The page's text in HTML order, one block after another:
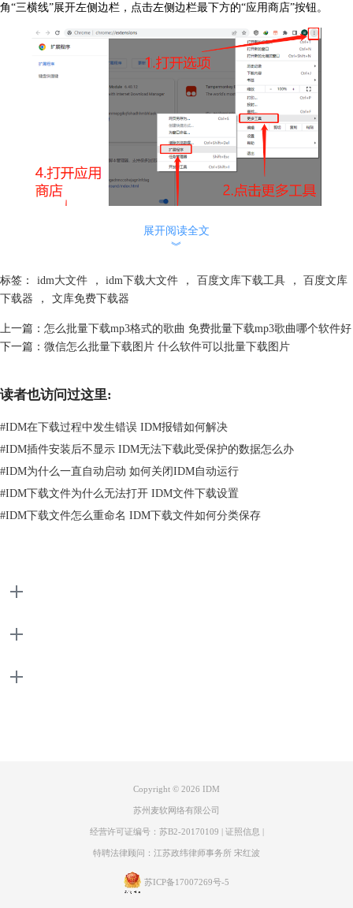
角“三横线”展开左侧边栏，点击左侧边栏最下方的“应用商店”按钮。
图1：打开应用商店
在应用商店左上角的搜索框中输入“violentmonkey”,并安装搜索结果中对
应的扩展程序。
库组合型多功能脚本”并点击放大镜搜索。安装搜索结果中以“知乎使用增
强，B站哔哩哔哩…”文字开头的脚本插件。
展开阅读全文
︾
标签： idm大文件 ， idm下载大文件 ， 百度文库下载工具 ，
百度文库
下载器
， 文库免费下载器
上一篇： 怎么批量下载mp3格式的歌曲 免费批量下载mp3歌曲哪个软件好
下一篇： 微信怎么批量下载图片 什么软件可以批量下载图片
读者也访问过这里:
#IDM在下载过程中发生错误 IDM报错如何解决
#IDM插件安装后不显示 IDM无法下载此受保护的数据怎么办
#IDM为什么一直自动启动 如何关闭IDM自动运行
#IDM下载文件为什么无法打开 IDM文件下载设置
#IDM下载文件怎么重命名 IDM下载文件如何分类保存
Copyright © 2026 IDM
苏州麦软网络有限公司
经营许可证编号：苏B2-20170109 证照信息
特聘法律顾问：江苏政纬律师事务所 宋红波
苏ICP备17007269号-5